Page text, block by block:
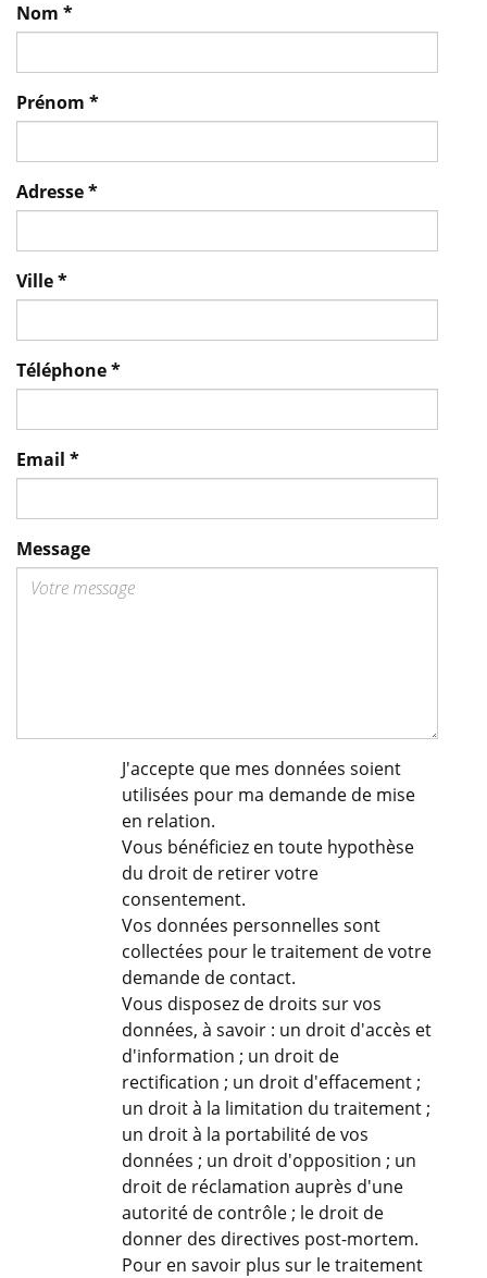
Nom *
Prénom *
Adresse*
Ville*
Téléphone*
Email *
Message
J'accepte que mes données soient
utilisées pour ma demande de mise
en relation.
Vous bénéficiez en toute hypothèse
du droit de retirer votre
consentement.
Vos données personnelles sont
collectées pour le traitement de votre
demande de contact.
Vous disposez de droits sur vos
données, à savoir : un droit d'accès et
d'information ; un droit de
rectification ; un droit d'effacement ;
un droit à la limitation du traitement ;
un droit à la portabilité de vos
données ; un droit d'opposition ; un
droit de réclamation auprès d'une
autorité de contrôle ; le droit de
donner des directives post-mortem.
Pour en savoir plus sur le traitement